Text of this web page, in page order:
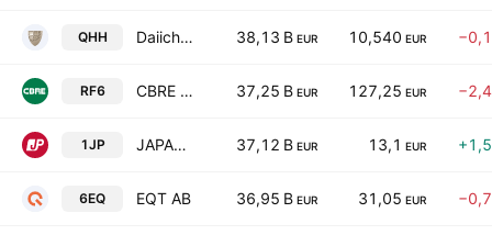
QHH Daiichi Life Group. Inc. 38,13 B EUR 10,540 EUR
RF6 CBRE Group, Inc. Class A 37,25 B EUR 127,25 EUR
1JP JAPAN POST HOLDINGS Co., Ltd. 37,12 B EUR 13,1 EUR
6EQ EQT AB 36,95 B EUR 31,05 EUR